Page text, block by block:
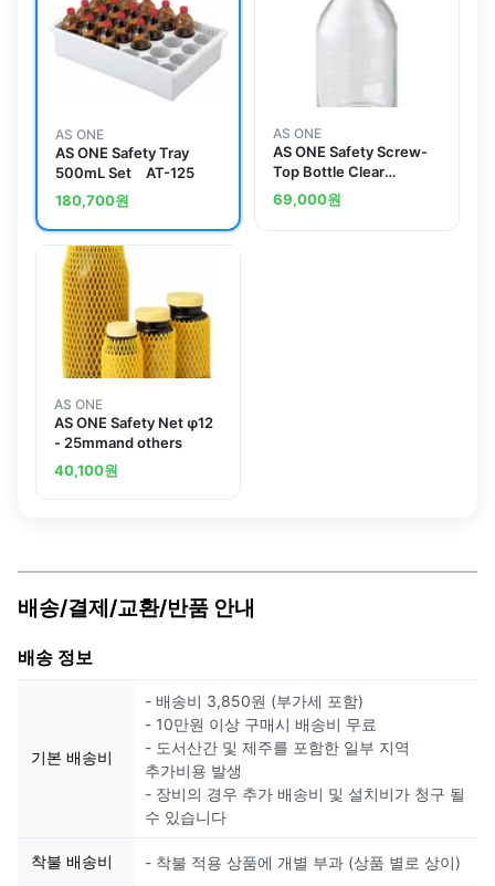
AS ONE
AS ONE Safety Tray
500mL Set AT-125
180,700원
AS ONE
AS ONE Safety Screw-
Top Bottle Clear
250mLand others
69,000원
AS ONE
AS ONE Safety Net φ12
- 25mmand others
40,100원
배송/결제/교환/반품 안내
배송 정보
기본 배송비
- 배송비 3,850원 (부가세 포함)
- 10만원 이상 구매시 배송비 무료
- 도서산간 및 제주를 포함한 일부 지역
추가비용 발생
- 장비의 경우 추가 배송비 및 설치비가 청구 될
수 있습니다
착불 배송비 - 착불 적용 상품에 개별 부과 (상품 별로 상이)